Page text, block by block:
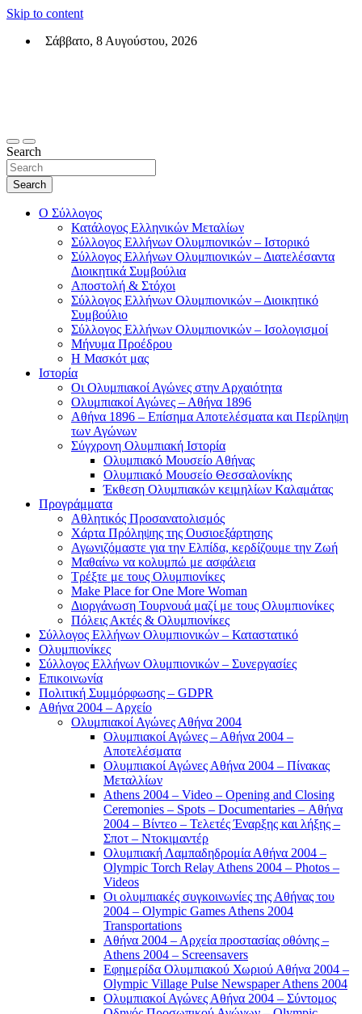
Skip to content
Σάββατο, 8 Αυγούστου, 2026
Search
Search
Ο Σύλλογος
Κατάλογος Ελληνικών Μεταλίων
Σύλλογος Ελλήνων Ολυμπιονικών – Ιστορικό
Σύλλογος Ελλήνων Ολυμπιονικών – Διατελέσαντα
Διοικητικά Συμβούλια
Αποστολή & Στόχοι
Σύλλογος Ελλήνων Ολυμπιονικών – Διοικητικό
Συμβούλιο
Σύλλογος Ελλήνων Ολυμπιονικών – Ισολογισμοί
Μήνυμα Προέδρου
Η Μασκότ μας
Ιστορία
Οι Ολυμπιακοί Αγώνες στην Αρχαιότητα
Ολυμπιακοί Αγώνες – Αθήνα 1896
Αθήνα 1896 – Επίσημα Αποτελέσματα και Περίληψη
των Αγώνων
Σύγχρονη Ολυμπιακή Ιστορία
Ολυμπιακό Μουσείο Αθήνας
Ολυμπιακό Μουσείο Θεσσαλονίκης
Έκθεση Ολυμπιακών κειμηλίων Καλαμάτας
Προγράμματα
Αθλητικός Προσανατολισμός
Χάρτα Πρόληψης της Ουσιοεξάρτησης
Αγωνιζόμαστε για την Ελπίδα, κερδίζουμε την Ζωή
Μαθαίνω να κολυμπώ με ασφάλεια
Τρέξτε με τους Ολυμπιονίκες
Make Place for One More Woman
Διοργάνωση Τουρνουά μαζί με τους Ολυμπιονίκες
Πόλεις Ακτές & Ολυμπιονίκες
Σύλλογος Ελλήνων Ολυμπιονικών – Καταστατικό
Ολυμπιονίκες
Σύλλογος Ελλήνων Ολυμπιονικών – Συνεργασίες
Επικοινωνία
Πολιτική Συμμόρφωσης – GDPR
Αθήνα 2004 – Αρχείο
Ολυμπιακοί Αγώνες Αθήνα 2004
Ολυμπιακοί Αγώνες – Αθήνα 2004 –
Αποτελέσματα
Ολυμπιακοί Αγώνες Αθήνα 2004 – Πίνακας
Μεταλλίων
Athens 2004 – Video – Opening and Closing
Ceremonies – Spots – Documentaries – Αθήνα
2004 – Βίντεο – Τελετές Έναρξης και λήξης –
Σποτ – Ντοκιμαντέρ
Ολυμπιακή Λαμπαδηδρομία Αθήνα 2004 –
Olympic Torch Relay Athens 2004 – Photos –
Videos
Οι ολυμπιακές συγκοινωνίες της Αθήνας του
2004 – Olympic Games Athens 2004
Transportations
Αθήνα 2004 – Αρχεία προστασίας οθόνης –
Athens 2004 – Screensavers
Εφημερίδα Ολυμπιακού Χωριού Αθήνα 2004 –
Olympic Village Pulse Newspaper Athens 2004
Ολυμπιακοί Αγώνες Αθήνα 2004 – Σύντομος